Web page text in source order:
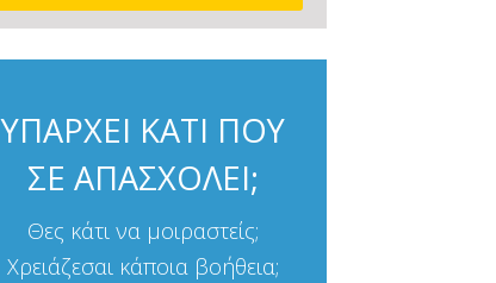
ΥΠΑΡΧΕΙ ΚΑΤΙ ΠΟΥ
ΣΕ ΑΠΑΣΧΟΛΕΙ;
Θες κάτι να μοιραστείς;
Χρειάζεσαι κάποια βοήθεια;